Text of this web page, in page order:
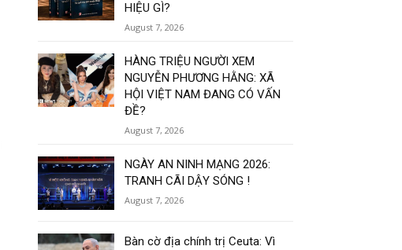
HIỆU GÌ?
August 7, 2026
HÀNG TRIỆU NGƯỜI XEM
NGUYỄN PHƯƠNG HẰNG: XÃ
HỘI VIỆT NAM ĐANG CÓ VẤN
ĐỀ?
August 7, 2026
NGÀY AN NINH MẠNG 2026:
TRANH CÃI DẬY SÓNG !
August 7, 2026
Bàn cờ địa chính trị Ceuta: Vì